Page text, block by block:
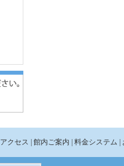
| アクセス | 館内ご案内 | 料金システム